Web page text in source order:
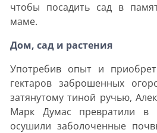
чтобы посадить сад в
маме.
Дом, сад и растения
Употребив опыт и
гектаров заброшенных
затянутому тиной ручью,
Марк Думас превратили в
осушили заболоченные